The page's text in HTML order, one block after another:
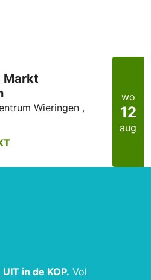
Markt
Wieringen ,
wo
12
aug
UIT in de KOP. Vol